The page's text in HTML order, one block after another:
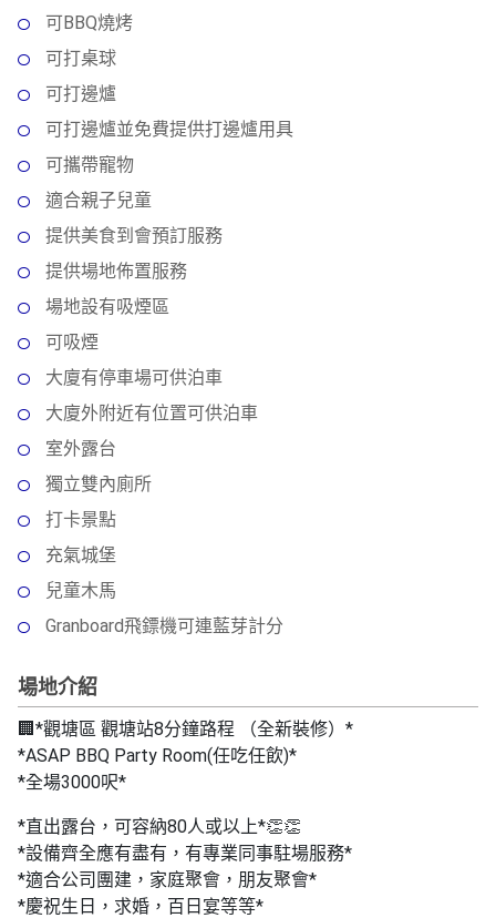
地
奇
玩
樂
驗
手
作
工
作
戶
外
樂
遊
艇
出
租
可BBQ燒烤
可打桌球
可打邊爐
可打邊爐並免費提供打邊爐用具
可攜帶寵物
適合親子兒童
提供美食到會預訂服務
提供場地佈置服務
場地設有吸煙區
可吸煙
大廈有停車場可供泊車
大廈外附近有位置可供泊車
室外露台
獨立雙內廁所
打卡景點
充氣城堡
兒童木馬
Granboard飛鏢機可連藍芽計分
場地介紹
🏢*觀塘區 觀塘站8分鐘路程 （全新裝修）*
*ASAP BBQ Party Room(任吃任飲)*
*全場3000呎*
*直出露台，可容納80人或以上*👏👏
*設備齊全應有盡有，有專業同事駐場服務*
*適合公司團建，家庭聚會，朋友聚會*
*慶祝生日，求婚，百日宴等等*